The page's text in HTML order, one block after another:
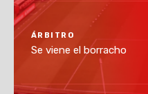
ÁRBITRO
Se viene el borracho